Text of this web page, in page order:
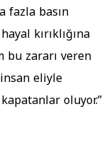
fazla basın
kırıklığına
bu zararı veren
eliyle
oluyor.”